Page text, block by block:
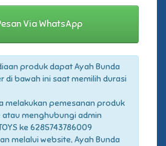
Via WhatsApp
produk dapat Ayah Bunda
di bawah ini saat memilih durasi
melakukan pemesanan produk
atau menghubungi admin
TOYS ke 6285743786009
melalui website, Ayah Bunda